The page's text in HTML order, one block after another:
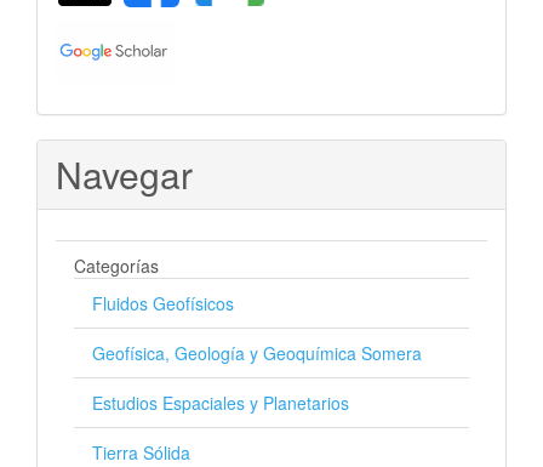
Navegar
Categorías
Fluidos Geofísicos
Geofísica, Geología y Geoquímica Somera
Estudios Espaciales y Planetarios
Tierra Sólida